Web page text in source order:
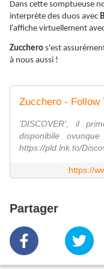
Dans cette somptueuse
interprète des duos avec
l’affiche virtuellement
Zucchero s'est
à nous aussi !
Zucchero - Follow
'DISCOVER', il
disponibile
https://pld.lnk.to/
https://
Partager